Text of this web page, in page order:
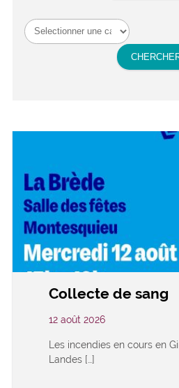
Collecte de sang
12 août 2026
Les incendies en cours en
Landes […]